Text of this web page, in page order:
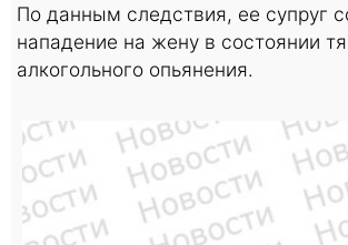
По данным следствия, ее супруг
нападение на жену в состоянии
алкогольного опьянения.